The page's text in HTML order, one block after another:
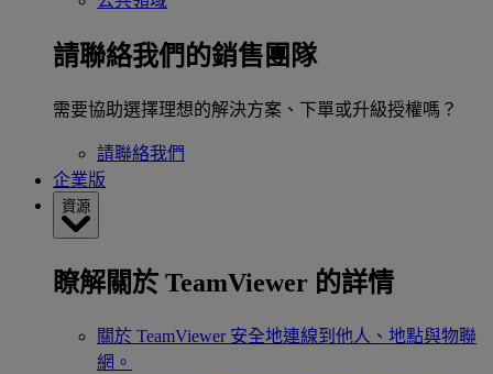
請聯絡我們的銷售團隊
需要協助選擇理想的解決方案、下單或升級授權嗎？
請聯絡我們
企業版
資源
瞭解關於 TeamViewer 的詳情
關於 TeamViewer 安全地連線到他人、地點與物聯
網。